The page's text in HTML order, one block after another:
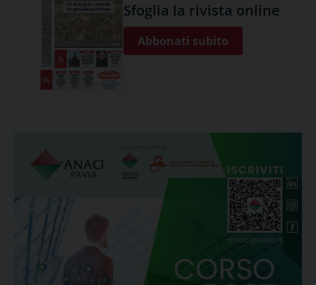
Sfoglia la rivista online
Abbonati subito